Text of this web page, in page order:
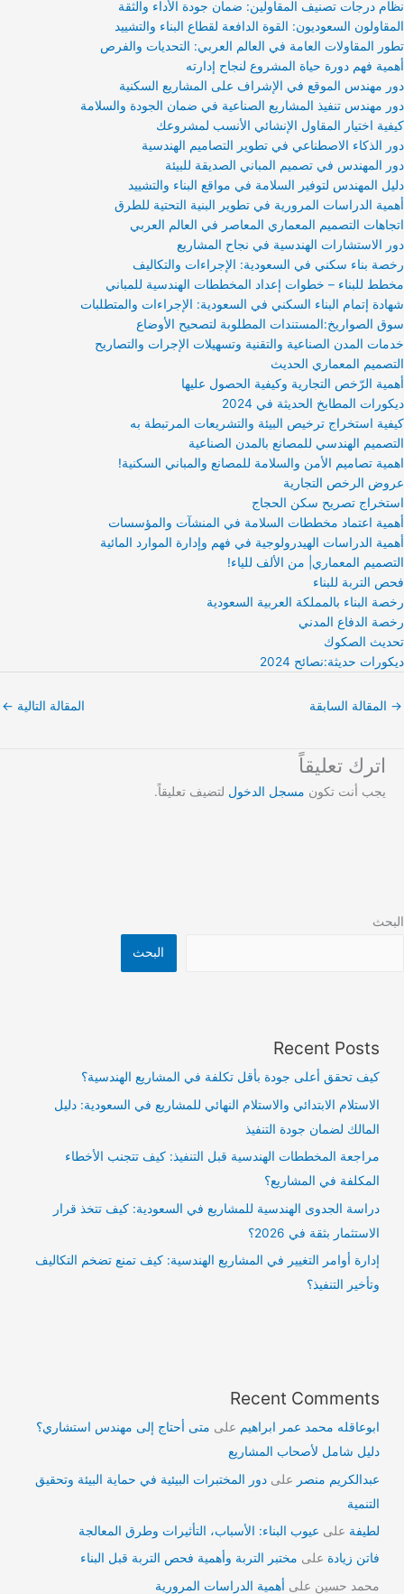
نظام درجات تصنيف المقاولين: ضمان جودة الأداء والثقة
المقاولون السعوديون: القوة الدافعة لقطاع البناء والتشييد
تطور المقاولات العامة في العالم العربي: التحديات والفرص
أهمية فهم دورة حياة المشروع لنجاح إدارته
دور مهندس الموقع في الإشراف على المشاريع السكنية
دور مهندس تنفيذ المشاريع الصناعية في ضمان الجودة والسلامة
كيفية اختيار المقاول الإنشائي الأنسب لمشروعك
دور الذكاء الاصطناعي في تطوير التصاميم الهندسية
دور المهندس في تصميم المباني الصديقة للبيئة
دليل المهندس لتوفير السلامة في مواقع البناء والتشييد
أهمية الدراسات المرورية في تطوير البنية التحتية للطرق
اتجاهات التصميم المعماري المعاصر في العالم العربي
دور الاستشارات الهندسية في نجاح المشاريع
رخصة بناء سكني في السعودية: الإجراءات والتكاليف
مخطط للبناء – خطوات إعداد المخططات الهندسية للمباني
شهادة إتمام البناء السكني في السعودية: الإجراءات والمتطلبات
سوق الصواريخ:المستندات المطلوبة لتصحيح الأوضاع
خدمات المدن الصناعية والتقنية وتسهيلات الإجرات والتصاريح
التصميم المعماري الحديث
أهمية الرّخص التجارية وكيفية الحصول عليها
ديكورات المطابخ الحديثة في 2024
كيفية استخراج ترخيص البيئة والتشريعات المرتبطة به
التصميم الهندسي للمصانع بالمدن الصناعية
اهمية تصاميم الأمن والسلامة للمصانع والمباني السكنية!
عروض الرخص التجارية
استخراج تصريح سكن الحجاج
أهمية اعتماد مخططات السلامة في المنشآت والمؤسسات
أهمية الدراسات الهيدرولوجية في فهم وإدارة الموارد المائية
التصميم المعماري| من الألف للياء!
فحص التربة للبناء
رخصة البناء بالمملكة العربية السعودية
رخصة الدفاع المدني
تحديث الصكوك
ديكورات حديثة:نصائح 2024
→ المقالة السابقة المقالة التالية ←
اترك تعليقاً
يجب أنت تكون مسجل الدخول لتضيف تعليقاً.
البحث
البحث
Recent Posts
كيف تحقق أعلى جودة بأقل تكلفة في المشاريع الهندسية؟
الاستلام الابتدائي والاستلام النهائي للمشاريع في السعودية: دليل
المالك لضمان جودة التنفيذ
مراجعة المخططات الهندسية قبل التنفيذ: كيف تتجنب الأخطاء
المكلفة في المشاريع؟
دراسة الجدوى الهندسية للمشاريع في السعودية: كيف تتخذ قرار
الاستثمار بثقة في 2026؟
إدارة أوامر التغيير في المشاريع الهندسية: كيف تمنع تضخم التكاليف
وتأخير التنفيذ؟
Recent Comments
ابوعاقله محمد عمر ابراهيم على متى أحتاج إلى مهندس استشاري؟
دليل شامل لأصحاب المشاريع
عبدالكريم منصر علىدور المختبرات البيئية في حماية البيئة وتحقيق
التنمية
لطيفة على عيوب البناء: الأسباب، التأثيرات وطرق المعالجة
فاتن زيادة على مختبر التربة وأهمية فحص التربة قبل البناء
محمد حسين على أهمية الدراسات المرورية